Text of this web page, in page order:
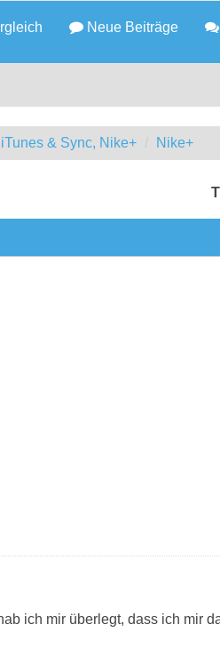
Neue Beiträge
& Sync, Nike+ Nike+
ich mir überlegt, dass ich mir